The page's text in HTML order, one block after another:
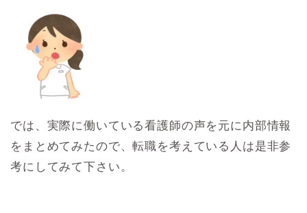
では、実際に働いている看護師の声を元に内部情報
をまとめてみたので、転職を考えている人は是非参
考にしてみて下さい。